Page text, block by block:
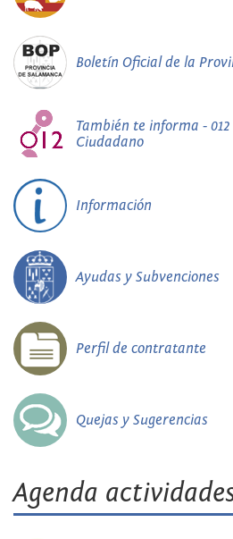
Boletín Oficial de la
También te informa -
Ciudadano
Información
Ayudas y Subvenciones
Perfil de contratante
Quejas y Sugerencias
Agenda